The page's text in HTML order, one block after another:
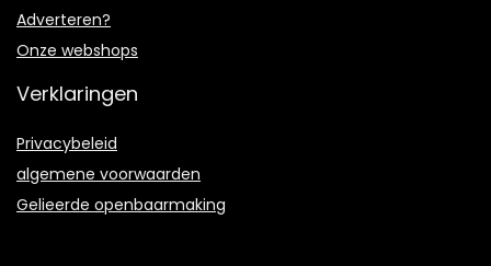
Adverteren?
Onze webshops
Verklaringen
Privacybeleid
algemene voorwaarden
Gelieerde openbaarmaking